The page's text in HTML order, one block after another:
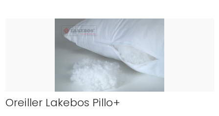
Oreiller Lakebos Pillo+